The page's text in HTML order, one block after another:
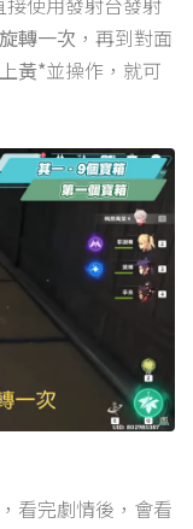
旋轉一次 ，再到對面
黃*並操作，就可
看完劇情後，會看